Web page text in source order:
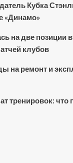
Кубка
«Динамо»
на две позиции
клубов
на ремонт и
тренировок: что